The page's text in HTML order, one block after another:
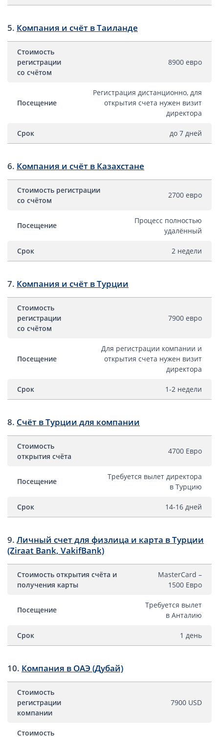
Оффшоры в Панаме
Финансовая отчетность
Ликвидация зарубежных компаний
Открытие счёта
Открытие счета в платежной системе
VAT номер (НДС)
Проверка названий Английских компаний
Регистрация торговой марки в UK и в Европе
Информация, статьи
Способы оплаты
Вопросы и ответы
Автоматический обмен информацией
5. Компания и счёт в Таиланде
Стоимость
регистрации
со счётом
8900 евро
Посещение
Регистрация дистанционно, для
открытия счета нужен визит
директора
Срок до 7 дней
6. Компания и счёт в Казахстане
Стоимость регистрации
со счётом
2700 евро
Посещение
Процесс полностью
удалённый
Срок 2 недели
7. Компания и счёт в Турции
Стоимость
регистрации
со счётом
7900 евро
Посещение
Для регистрации компании и
открытия счета нужен визит
директора
Срок 1-2 недели
8. Cчёт в Турции для компании
Стоимость
открытия счёта
4700 Евро
Посещение
Требуется вылет директора
в Турцию
Срок 14-16 дней
9. Личный счет для физлица и карта в Турции
(Ziraat Bank, VakifBank)
Стоимость открытия счёта и
получения карты
MasterCard –
1500 Евро
Посещение
Требуется вылет
в Анталию
Срок 1 день
10. Компания в ОАЭ (Дубай)
Стоимость
регистрации
компании
7900 USD
Стоимость